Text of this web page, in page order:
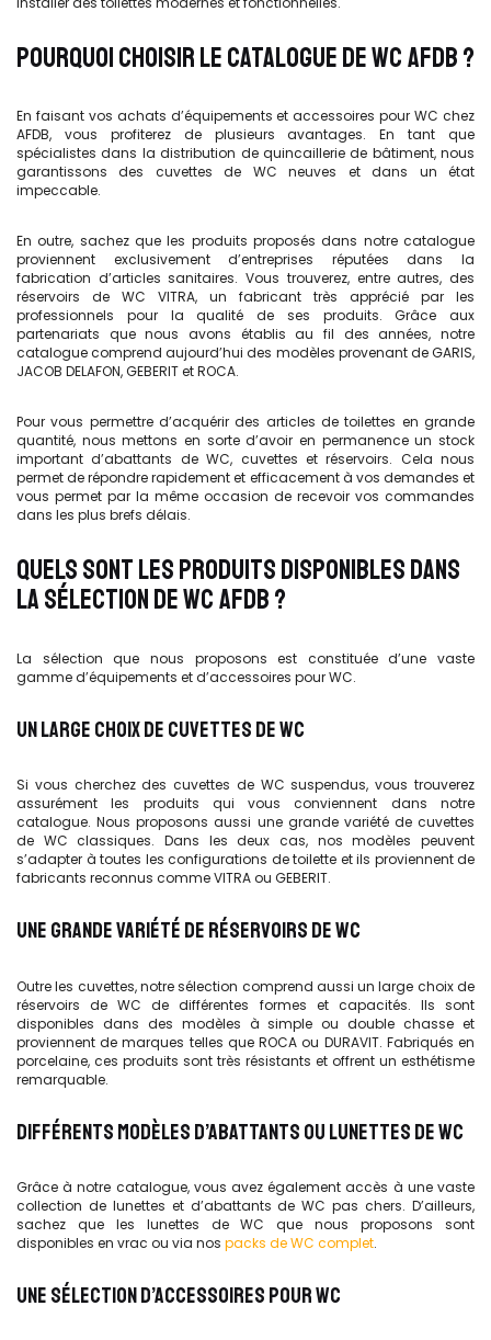
POURQUOI CHOISIR LE CATALOGUE DE WC AFDB ?
En faisant vos achats d’équipements et accessoires pour WC chez
AFDB, vous profiterez de plusieurs avantages. En tant que
spécialistes dans la distribution de quincaillerie de bâtiment, nous
garantissons des cuvettes de WC neuves et dans un état
impeccable.
En outre, sachez que les produits proposés dans notre catalogue
proviennent exclusivement d’entreprises réputées dans la
fabrication d’articles sanitaires. Vous trouverez, entre autres, des
réservoirs de WC VITRA, un fabricant très apprécié par les
professionnels pour la qualité de ses produits. Grâce aux
partenariats que nous avons établis au fil des années, notre
catalogue comprend aujourd’hui des modèles provenant de GARIS,
JACOB DELAFON, GEBERIT et ROCA.
Pour vous permettre d’acquérir des articles de toilettes en grande
quantité, nous mettons en sorte d’avoir en permanence un stock
important d’abattants de WC, cuvettes et réservoirs. Cela nous
permet de répondre rapidement et efficacement à vos demandes et
vous permet par la même occasion de recevoir vos commandes
dans les plus brefs délais.
QUELS SONT LES PRODUITS DISPONIBLES DANS
LA SÉLECTION DE WC AFDB ?
La sélection que nous proposons est constituée d’une vaste
gamme d’équipements et d’accessoires pour WC.
UN LARGE CHOIX DE CUVETTES DE WC
Si vous cherchez des cuvettes de WC suspendus, vous trouverez
assurément les produits qui vous conviennent dans notre
catalogue. Nous proposons aussi une grande variété de cuvettes
de WC classiques. Dans les deux cas, nos modèles peuvent
s’adapter à toutes les configurations de toilette et ils proviennent de
fabricants reconnus comme VITRA ou GEBERIT.
UNE GRANDE VARIÉTÉ DE RÉSERVOIRS DE WC
Outre les cuvettes, notre sélection comprend aussi un large choix de
réservoirs de WC de différentes formes et capacités. Ils sont
disponibles dans des modèles à simple ou double chasse et
proviennent de marques telles que ROCA ou DURAVIT. Fabriqués en
porcelaine, ces produits sont très résistants et offrent un esthétisme
remarquable.
DIFFÉRENTS MODÈLES D’ABATTANTS OU LUNETTES DE WC
Grâce à notre catalogue, vous avez également accès à une vaste
collection de lunettes et d’abattants de WC pas chers. D’ailleurs,
sachez que les lunettes de WC que nous proposons sont
disponibles en vrac ou via nos packs de WC complet.
UNE SÉLECTION D’ACCESSOIRES POUR WC